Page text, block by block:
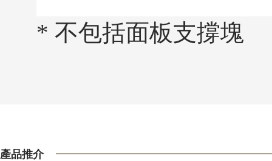
* 不包括面板支撐塊
產品推介